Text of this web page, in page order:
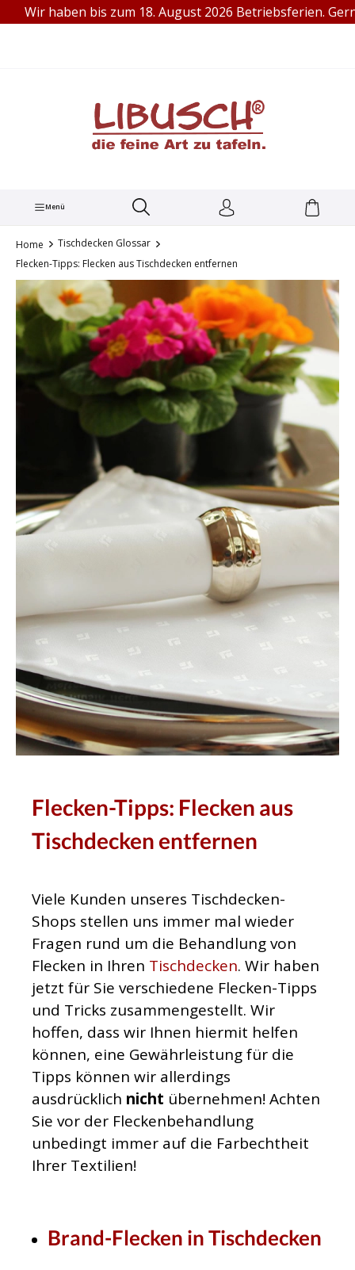
springen TEL.: +49 (0) 251 60656913
haben bis zum 18. August 2026 Betriebsferien. Gern
Menü
Home
Tischdecken Glossar
Flecken-Tipps: Flecken aus Tischdecken entfernen
Flecken-Tipps: Flecken aus
Tischdecken entfernen
Viele Kunden unseres Tischdecken-
Shops stellen uns immer mal wieder
Fragen rund um die Behandlung von
Flecken in Ihren Tischdecken. Wir haben
jetzt für Sie verschiedene Flecken-Tipps
und Tricks zusammengestellt. Wir
hoffen, dass wir Ihnen hiermit helfen
können, eine Gewährleistung für die
Tipps können wir allerdings
ausdrücklich nicht übernehmen! Achten
Sie vor der Fleckenbehandlung
unbedingt immer auf die Farbechtheit
Ihrer Textilien!
Brand-Flecken in Tischdecken